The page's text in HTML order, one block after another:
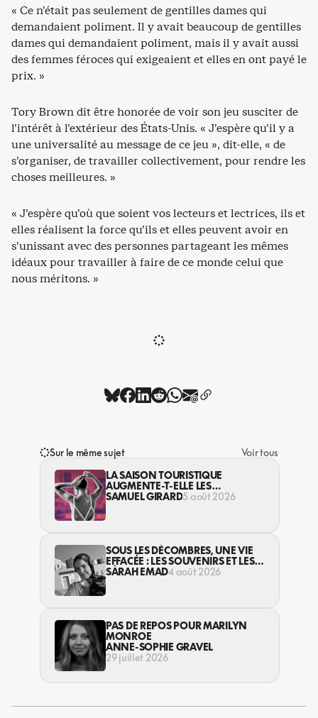
« Ce n’était pas seulement de gentilles dames qui
demandaient poliment. Il y avait beaucoup de gentilles
dames qui demandaient poliment, mais il y avait aussi
des femmes féroces qui exigeaient et elles en ont payé le
prix. »
Tory Brown dit être honorée de voir son jeu susciter de
l’intérêt à l’extérieur des États-Unis. « J’espère qu’il y a
une universalité au message de ce jeu », dit-elle, « de
s’organiser, de travailler collectivement, pour rendre les
choses meilleures. »
« J’espère qu’où que soient vos lecteurs et lectrices, ils et
elles réalisent la force qu’ils et elles peuvent avoir en
s’unissant avec des personnes partageant les mêmes
idéaux pour travailler à faire de ce monde celui que
nous méritons. »
Sur le même sujet
Voir tous
LA SAISON TOURISTIQUE
AUGMENTE-T-ELLE LES
VIOLENCES CONTRE LES
SAMUEL GIRARD5 août 2026
SOUS LES DÉCOMBRES, UNE VIE
EFFACÉE : LES SOUVENIRS ET LES
RÊVES PERDUS DES HABITANT·ES
SARAH EMAD4 août 2026
PAS DE REPOS POUR MARILYN
MONROE
ANNE-SOPHIE GRAVEL
29 juillet 2026